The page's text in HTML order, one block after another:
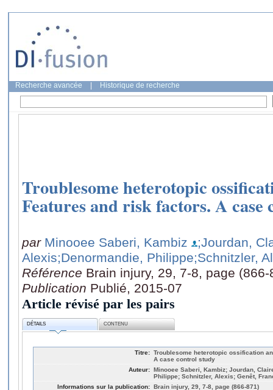
Recherche avancée Historique de recherche
Troublesome heterotopic
Features and risk factors. A case
par Minooee Saberi, Kambiz
;Jourdan,
Alexis;Denormandie, Philippe;Schnitzler,
Référence Brain injury, 29, 7-8, page (866-
Publication Publié, 2015-07
Article révisé par les pairs
DÉTAILS CONTENU
Titre: Troublesome heterotopic ossification
A case control study
Auteur: Minooee Saberi, Kambiz; Jourdan,
Philippe; Schnitzler, Alexis; Genêt,
Informations sur la publication: Brain injury, 29, 7-8, page (866-871)